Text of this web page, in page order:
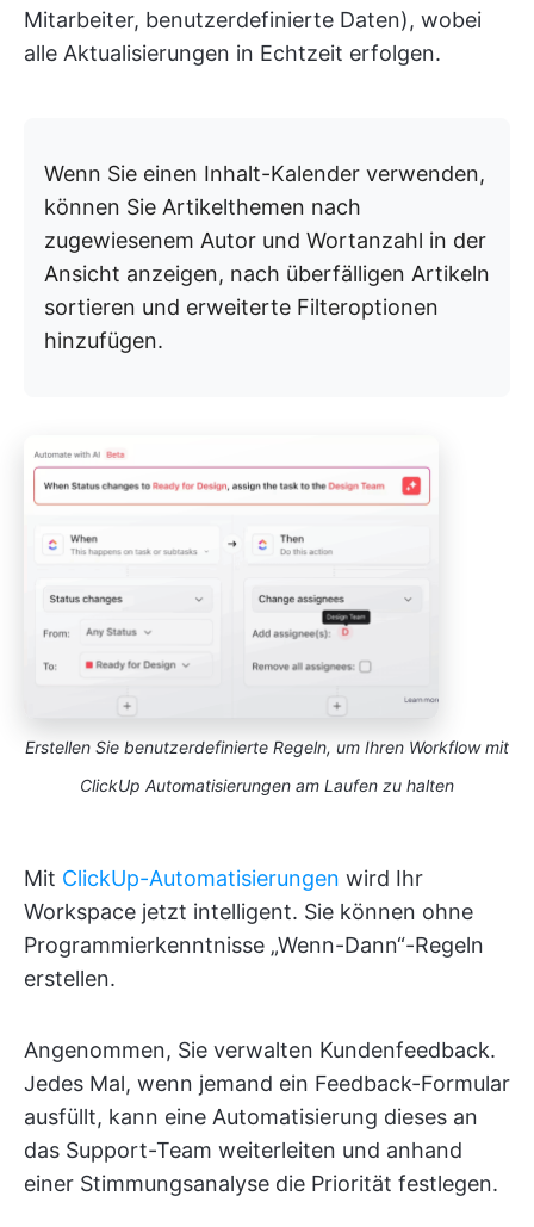
Mitarbeiter, benutzerdefinierte Daten), wobei
alle Aktualisierungen in Echtzeit erfolgen.
Wenn Sie einen Inhalt-Kalender verwenden,
können Sie Artikelthemen nach
zugewiesenem Autor und Wortanzahl in der
Ansicht anzeigen, nach überfälligen Artikeln
sortieren und erweiterte Filteroptionen
hinzufügen.
Erstellen Sie benutzerdefinierte Regeln, um Ihren Workflow mit
ClickUp Automatisierungen am Laufen zu halten
Mit ClickUp-Automatisierungen wird Ihr
Workspace jetzt intelligent. Sie können ohne
Programmierkenntnisse „Wenn-Dann“-Regeln
erstellen.
Angenommen, Sie verwalten Kundenfeedback.
Jedes Mal, wenn jemand ein Feedback-Formular
ausfüllt, kann eine Automatisierung dieses an
das Support-Team weiterleiten und anhand
einer Stimmungsanalyse die Priorität festlegen.